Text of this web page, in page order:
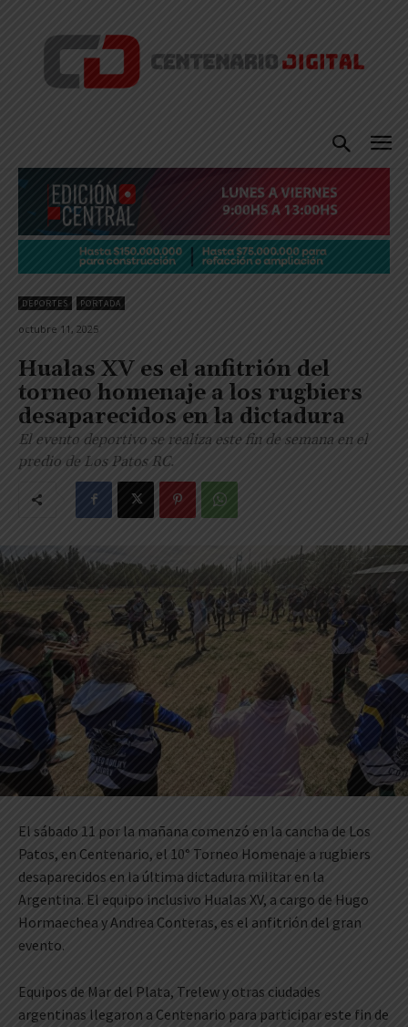
DEPORTES PORTADA
octubre 11, 2025
Hualas XV es el anfitrión del
torneo homenaje a los rugbiers
desaparecidos en la dictadura
El evento deportivo se realiza este fin de semana en el
predio de Los Patos RC.
El sábado 11 por la mañana comenzó en la cancha de Los
Patos, en Centenario, el 10° Torneo Homenaje a rugbiers
desaparecidos en la última dictadura militar en la
Argentina. El equipo inclusivo Hualas XV, a cargo de Hugo
Hormaechea y Andrea Conteras, es el anfitrión del gran
evento.
Equipos de Mar del Plata, Trelew y otras ciudades
argentinas llegaron a Centenario para participar este fin de